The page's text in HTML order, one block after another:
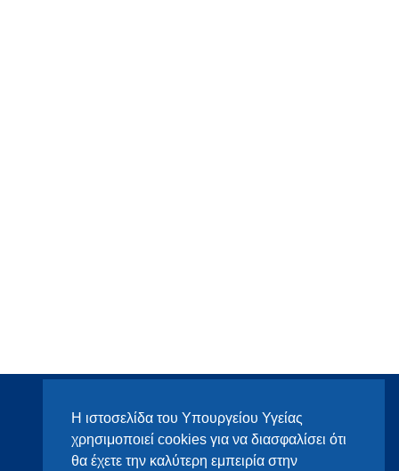
Η ιστοσελίδα του Υπουργείου Υγείας
χρησιμοποιεί cookies για να διασφαλίσει ότι
θα έχετε την καλύτερη εμπειρία στην